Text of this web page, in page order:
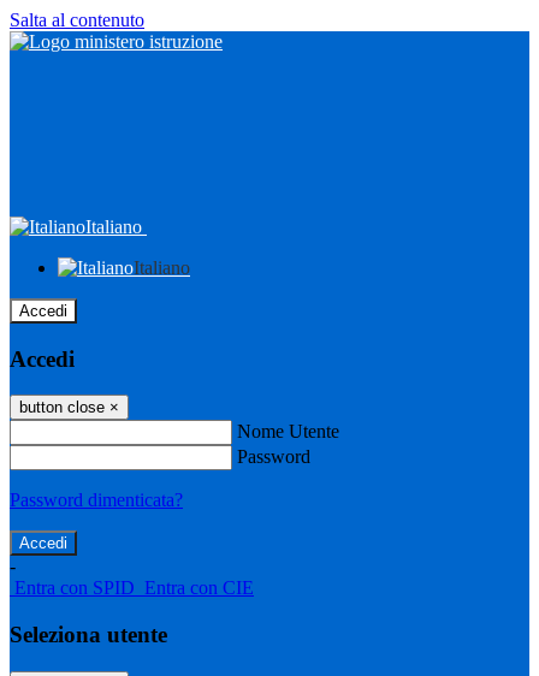
Salta al contenuto
Italiano
Italiano
Accedi
Accedi
button close ×
Nome Utente
Password
Password dimenticata?
-
Entra con SPID Entra con CIE
Seleziona utente